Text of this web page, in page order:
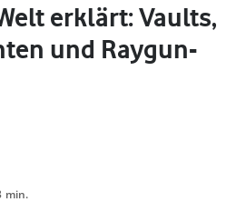
erklärt: Vaults,
und Raygun-
min.